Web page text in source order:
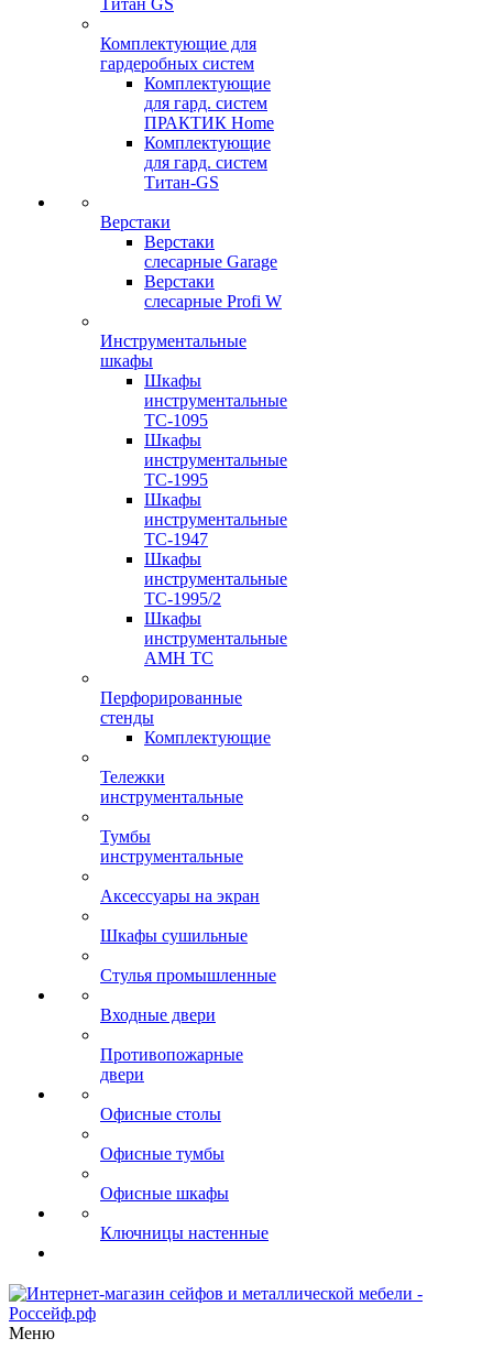
Титан GS
Комплектующие для
гардеробных систем
Комплектующие
для гард. систем
ПРАКТИК Home
Комплектующие
для гард. систем
Титан-GS
Верстаки
Верстаки
слесарные Garage
Верстаки
слесарные Profi W
Инструментальные
шкафы
Шкафы
инструментальные
TC-1095
Шкафы
инструментальные
TC-1995
Шкафы
инструментальные
TC-1947
Шкафы
инструментальные
TC-1995/2
Шкафы
инструментальные
AMH TC
Перфорированные
стенды
Комплектующие
Тележки
инструментальные
Тумбы
инструментальные
Аксессуары на экран
Шкафы сушильные
Стулья промышленные
Входные двери
Противопожарные
двери
Офисные столы
Офисные тумбы
Офисные шкафы
Ключницы настенные
Меню